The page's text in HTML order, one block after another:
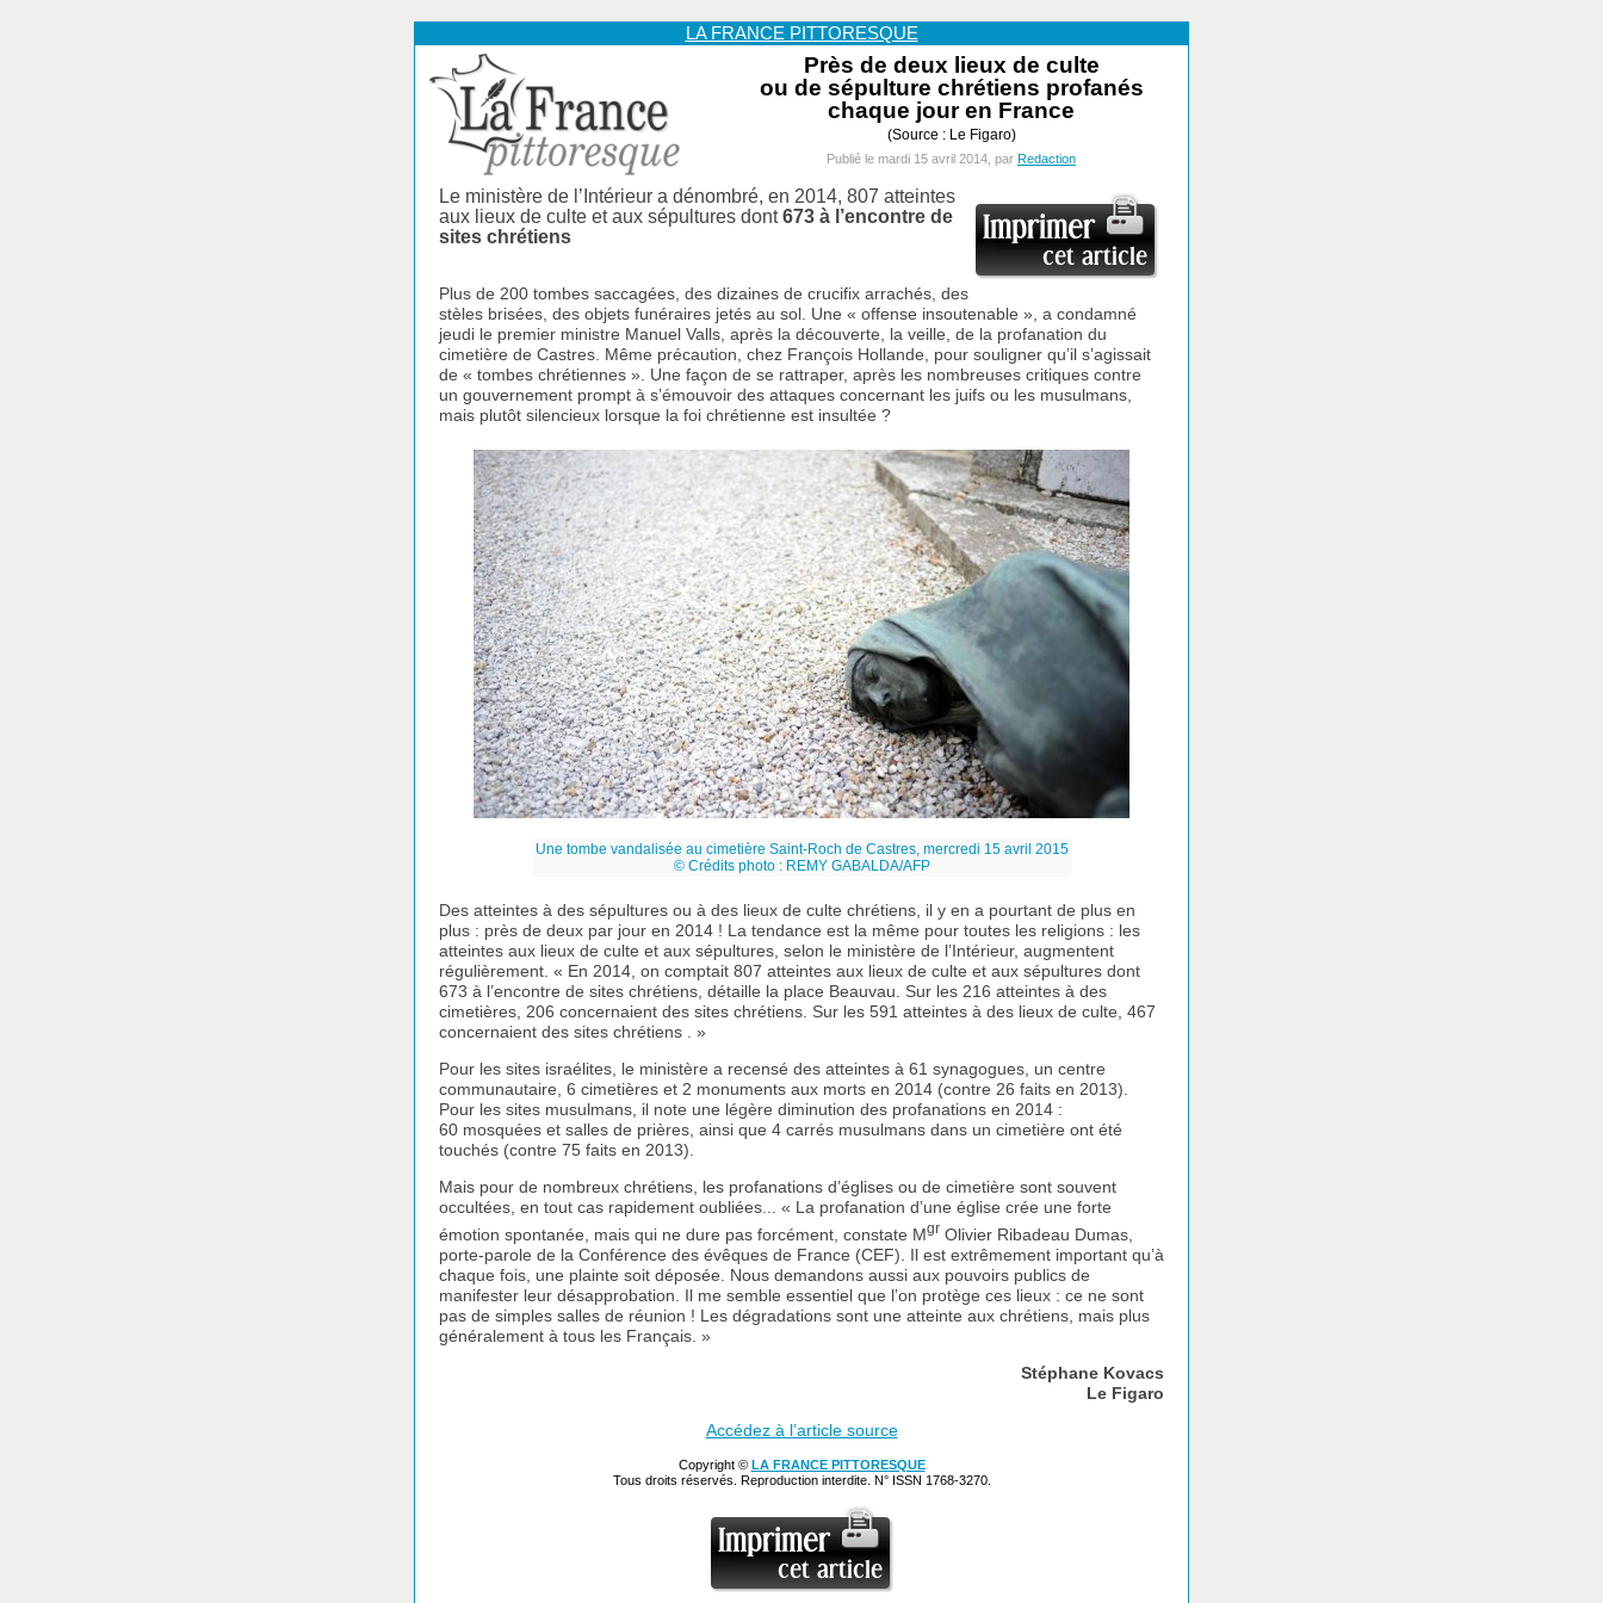
LA FRANCE PITTORESQUE
Près de deux lieux de culte
ou de sépulture chrétiens profanés
chaque jour en France
(Source : Le Figaro)
Publié le mardi 15 avril 2014, par Redaction
Le ministère de l’Intérieur a dénombré, en 2014, 807 atteintes
aux lieux de culte et aux sépultures dont673 à l’encontre de
sites chrétiens
Plus de 200 tombes saccagées, des dizaines de crucifix arrachés, des
stèles brisées, des objets funéraires jetés au sol. Une « offense insoutenable », a condamné
jeudi le premier ministre Manuel Valls, après la découverte, la veille, de la profanation du
cimetière de Castres. Même précaution, chez François Hollande, pour souligner qu’il s’agissait
de « tombes chrétiennes ». Une façon de se rattraper, après les nombreuses critiques contre
un gouvernement prompt à s’émouvoir des attaques concernant les juifs ou les musulmans,
mais plutôt silencieux lorsque la foi chrétienne est insultée ?
Une tombe vandalisée au cimetière Saint-Roch de Castres, mercredi 15 avril 2015
© Crédits photo : REMY GABALDA/AFP
Des atteintes à des sépultures ou à des lieux de culte chrétiens, il y en a pourtant de plus en
plus : près de deux par jour en 2014 ! La tendance est la même pour toutes les religions : les
atteintes aux lieux de culte et aux sépultures, selon le ministère de l’Intérieur, augmentent
régulièrement. « En 2014, on comptait 807 atteintes aux lieux de culte et aux sépultures dont
673 à l’encontre de sites chrétiens, détaille la place Beauvau. Sur les 216 atteintes à des
cimetières, 206 concernaient des sites chrétiens. Sur les 591 atteintes à des lieux de culte, 467
concernaient des sites chrétiens . »
Pour les sites israélites, le ministère a recensé des atteintes à 61 synagogues, un centre
communautaire, 6 cimetières et 2 monuments aux morts en 2014 (contre 26 faits en 2013).
Pour les sites musulmans, il note une légère diminution des profanations en 2014 :
60 mosquées et salles de prières, ainsi que 4 carrés musulmans dans un cimetière ont été
touchés (contre 75 faits en 2013).
Mais pour de nombreux chrétiens, les profanations d’églises ou de cimetière sont souvent
occultées, en tout cas rapidement oubliées... « La profanation d’une église crée une forte
émotion spontanée, mais qui ne dure pas forcément, constate Mgr Olivier Ribadeau Dumas,
porte-parole de la Conférence des évêques de France (CEF). Il est extrêmement important qu’à
chaque fois, une plainte soit déposée. Nous demandons aussi aux pouvoirs publics de
manifester leur désapprobation. Il me semble essentiel que l’on protège ces lieux : ce ne sont
pas de simples salles de réunion ! Les dégradations sont une atteinte aux chrétiens, mais plus
généralement à tous les Français. »
Stéphane Kovacs
Le Figaro
Accédez à l’article source
Copyright © LA FRANCE PITTORESQUE
Tous droits réservés. Reproduction interdite. N° ISSN 1768-3270.